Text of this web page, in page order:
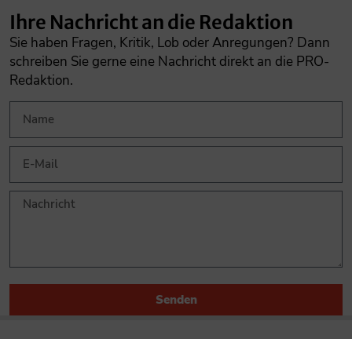
Ihre Nachricht an die Redaktion
Sie haben Fragen, Kritik, Lob oder Anregungen? Dann
schreiben Sie gerne eine Nachricht direkt an die PRO-
Redaktion.
Senden